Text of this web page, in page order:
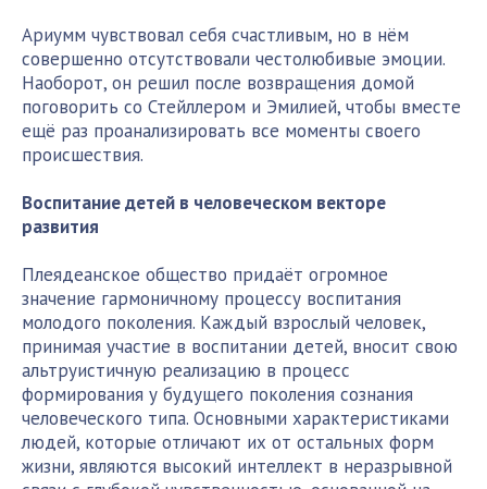
Ариумм чувствовал себя счастливым, но в нём
совершенно отсутствовали честолюбивые эмоции.
Наоборот, он решил после возвращения домой
поговорить со Стейллером и Эмилией, чтобы вместе
ещё раз проанализировать все моменты своего
происшествия.
Воспитание детей в человеческом векторе
развития
Плеядеанское общество придаёт огромное
значение гармоничному процессу воспитания
молодого поколения. Каждый взрослый человек,
принимая участие в воспитании детей, вносит свою
альтруистичную реализацию в процесс
формирования у будущего поколения сознания
человеческого типа. Основными характеристиками
людей, которые отличают их от остальных форм
жизни, являются высокий интеллект в неразрывной